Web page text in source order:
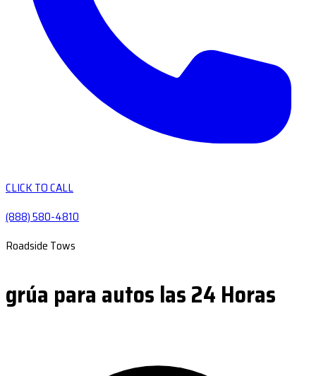
CLICK TO CALL
(888) 580-4810
Roadside Tows
grúa para autos las 24 Horas